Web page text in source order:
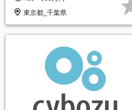
東京都_千葉県